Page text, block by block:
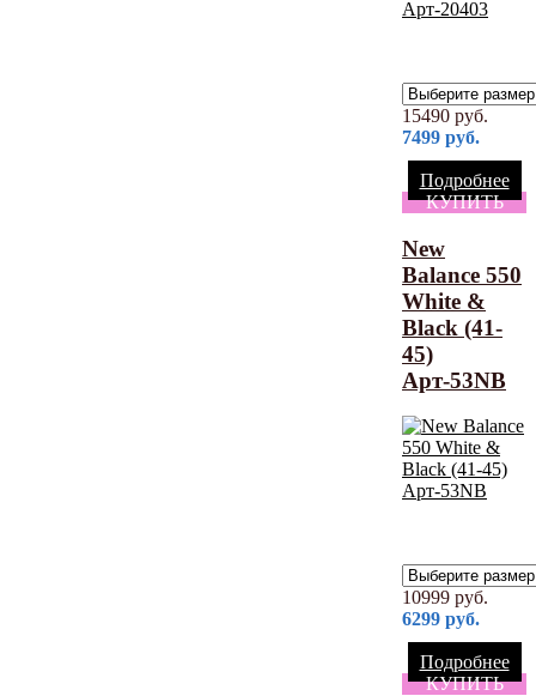
15490 руб.
7499 руб.
Подробнее
КУПИТЬ
New
Balance 550
White &
Black (41-
45)
Арт-53NB
10999 руб.
6299 руб.
Подробнее
КУПИТЬ